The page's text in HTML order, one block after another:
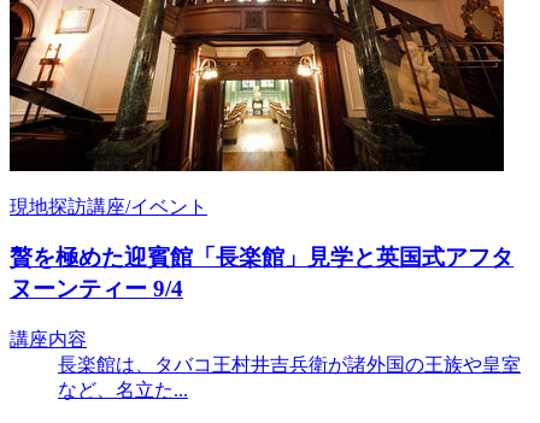
現地探訪講座/イベント
贅を極めた迎賓館「長楽館」見学と英国式アフタ
ヌーンティー 9/4
講座内容
長楽館は、タバコ王村井吉兵衛が諸外国の王族や皇室
など、名立た...